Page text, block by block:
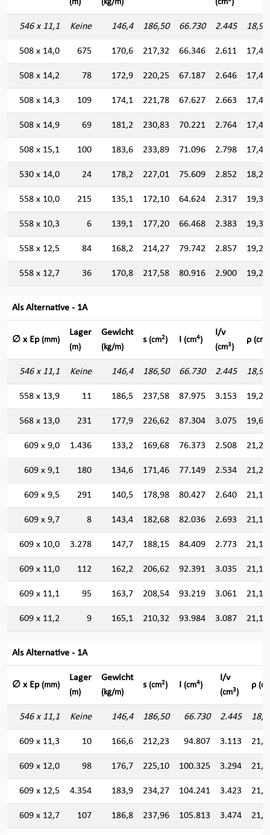
(m) (kg/m) (cm )
546 x 11,1 Keine 146,4 186,50 66.730 2.445
508 x 14,0 675 170,6 217,32 66.346 2.611
508 x 14,2 78 172,9 220,25 67.187 2.646
508 x 14,3 109 174,1 221,78 67.627 2.663
508 x 14,9 69 181,2 230,83 70.221 2.764
508 x 15,1 100 183,6 233,89 71.096 2.798
530 x 14,0 24 178,2 227,01 75.609 2.852
558 x 10,0 215 135,1 172,10 64.624 2.317
558 x 10,3 6 139,1 177,20 66.468 2.383
558 x 12,5 84 168,2 214,27 79.742 2.857
558 x 12,7 36 170,8 217,58 80.916 2.900
Als Alternative - 1A
∅ x Ep (mm)
Lager
(m)
Gewicht
(kg/m)
s (cm2) I (cm4)
I/v
(cm3)
ρ (cm)
546 x 11,1 Keine 146,4 186,50 66.730 2.445
558 x 13,9 11 186,5 237,58 87.975 3.153
568 x 13,0 231 177,9 226,62 87.304 3.075
609 x 9,0 1.436 133,2 169,68 76.373 2.508
609 x 9,1 180 134,6 171,46 77.149 2.534
609 x 9,5 291 140,5 178,98 80.427 2.640
609 x 9,7 8 143,4 182,68 82.036 2.693
609 x 10,0 3.278 147,7 188,15 84.409 2.773
609 x 11,0 112 162,2 206,62 92.391 3.035
609 x 11,1 95 163,7 208,54 93.219 3.061
609 x 11,2 9 165,1 210,32 93.984 3.087
Als Alternative - 1A
∅ x Ep (mm)
Lager
(m)
Gewicht
(kg/m)
s (cm2) I (cm4)
I/v
(cm3)
ρ
546 x 11,1 Keine 146,4 186,50 66.730 2.445
609 x 11,3 10 166,6 212,23 94.807 3.113
609 x 12,0 98 176,7 225,10 100.325 3.294
609 x 12,5 4.354 183,9 234,27 104.241 3.423
609 x 12,7 107 186,8 237,96 105.813 3.474